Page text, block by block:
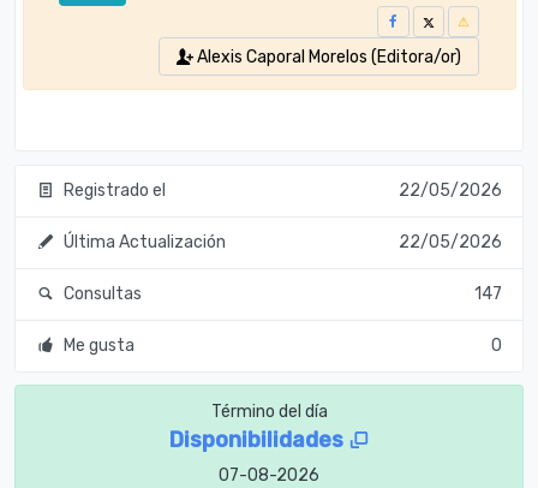
Alexis Caporal Morelos (Editora/or)
Registrado el 22/05/2026
Última Actualización 22/05/2026
Consultas 147
Me gusta 0
Término del día
Disponibilidades
07-08-2026